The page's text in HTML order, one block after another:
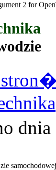
2 for
dnia